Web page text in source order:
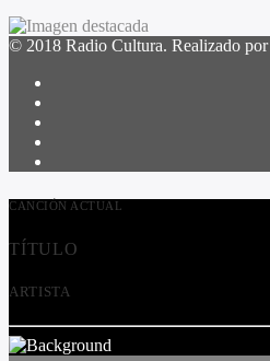
© 2018 Radio Cultura. Realizado por
CANCIÓN ACTUAL
TÍTULO
ARTISTA